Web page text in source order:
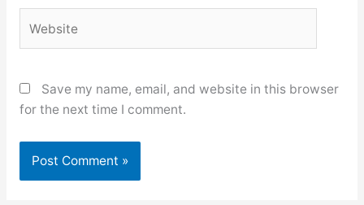
Save my name, email, and website in this browser
for the next time I comment.